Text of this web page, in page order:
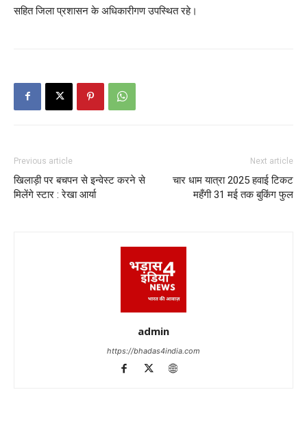
सहित जिला प्रशासन के अधिकारीगण उपस्थित रहे।
Previous article
खिलाड़ी पर बचपन से इन्वेस्ट करने से
मिलेंगे स्टार : रेखा आर्या
Next article
चार धाम यात्रा 2025 हवाई टिकट
महँगी 31 मई तक बुकिंग फुल
admin
https://bhadas4india.com